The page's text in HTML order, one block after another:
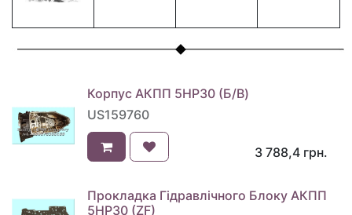
Корпус АКПП 5HP30 (Б/В)
US159760
3 788,4 грн.
Прокладка Гідравлічного Блоку АКПП
5HP30 (ZF)